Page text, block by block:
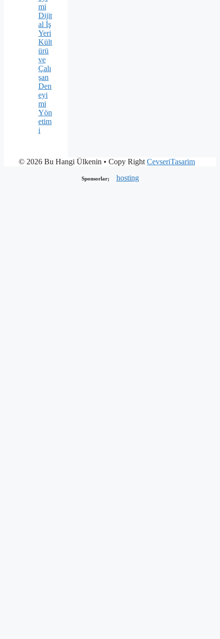
mi
Dijit
al İş
Yeri
Kült
ürü
ve
Çalı
şan
Den
eyi
mi
Yön
etim
i
© 2026 Bu Hangi Ülkenin • Copy Right CevseriTasarim
Sponsorlar; hosting